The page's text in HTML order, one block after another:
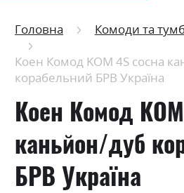
Головна Комоди та
Коен Комод KOM 4S сосна
корабельний БРВ Україна
Коен Комод
каньйон/дуб
БРВ Україна